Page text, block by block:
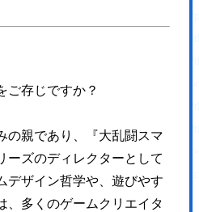
ご存じですか？
の親であり、『大乱闘スマ
ーズのディレクターとして
デザイン哲学や、遊びやす
、多くのゲームクリエイタ
cdn.jsdelivr.net/npm/shuffle-
hajimecreate.com/wp-
hajimecreate.com/wp-json/
wlwmanifest+xml"
5.8.1" />